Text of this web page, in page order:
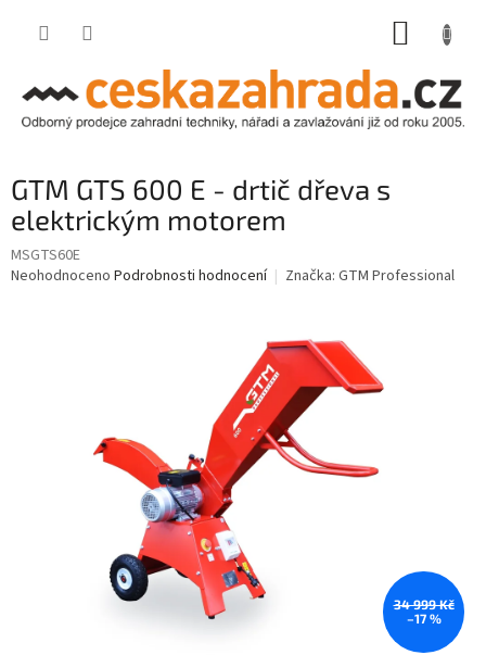
GTM GTS 600 E - drtič dřeva s
elektrickým motorem
MSGTS60E
Průměrné
Neohodnoceno Podrobnosti hodnocení Značka: GTM Professional
34 999 Kč
–17 %